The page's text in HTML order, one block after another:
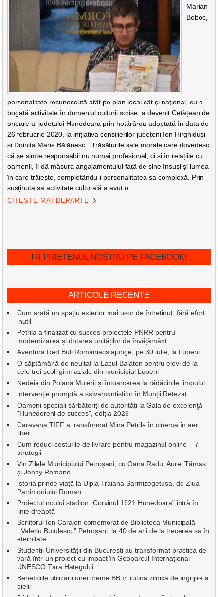
Marian
Boboc,
personalitate recunoscută atât pe plan local cât şi naţional, cu o
bogată activitate în domeniul culturii scrise, a devenit Cetățean de
onoare al județului Hunedoara prin hotărârea adoptată în data de
26 februarie 2020, la inițiativa consilierilor județeni Ion Hirghiduși
și Doinița Maria Bălănesc. ”Trăsăturile sale morale care dovedesc
că se simte responsabil nu numai profesional, ci și în relațiile cu
oamenii, îi dă măsura angajamentului față de sine însuși și lumea
în care trăiește, completându-i personalitatea sa complexă. Prin
susţinuta sa activitate culturală a avut o
CITEȘTE MAI DEPARTE
FII PRIETENUL NOSTRU PE FACEBOOK!
ARTICOLE RECENTE
Cum arată un spațiu exterior mai ușor de întreținut, fără efort
inutil
Petrila a finalizat cu succes proiectele PNRR pentru
modernizarea și dotarea unităților de învățământ
Aventura Red Bull Romaniacs ajunge, pe 30 iulie, la Lupeni
O săptămână de neuitat la Lacul Balaton pentru elevi de la
cele trei școli gimnaziale din municipiul Lupeni
Nedeia din Poiana Muierii și întoarcerea la rădăcinile timpului
Intervenție promptă a salvamontiștilor în Munții Retezat
Oameni speciali sărbătoriți de autorități la Gala de excelenţă
”Hunedoreni de succes”, ediția 2026
Caravana TIFF a transformat Mina Petrila în cinema în aer
liber.
Cum reduci costurile de livrare pentru magazinul online – 7
strategii
Vin Zilele Municipiului Petroșani, cu Oana Radu, Aurel Tămaș
și Johny Romano
Istoria prinde viață la Ulpia Traiana Sarmizegetusa, de Ziua
Patrimoniului Roman
Proiectul noului stadion „Corvinul 1921 Hunedoara” intră în
linie dreaptă
Scriitorul Ion Caraion comemorat de Biblioteca Municipală
,,Valeriu Butulescu” Petroșani, la 40 de ani de la trecerea sa în
eternitate
Studenții Universității din București au transformat practica de
vară într-un proiect cu impact în Geoparcul Internațional
UNESCO Țara Hațegului
Beneficiile utilizării unei creme BB în rutina zilnică de îngrijire a
pielii